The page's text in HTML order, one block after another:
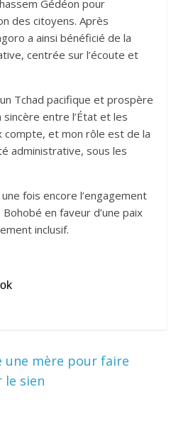
Gédéon pour
des citoyens. Après
a ainsi bénéficié de la
centrée sur l’écoute et
Tchad pacifique et prospère
entre l’État et les
compte, et mon rôle est de la
administrative, sous les
fois encore l’engagement
en faveur d’une paix
inclusif.
une mère pour faire
le sien